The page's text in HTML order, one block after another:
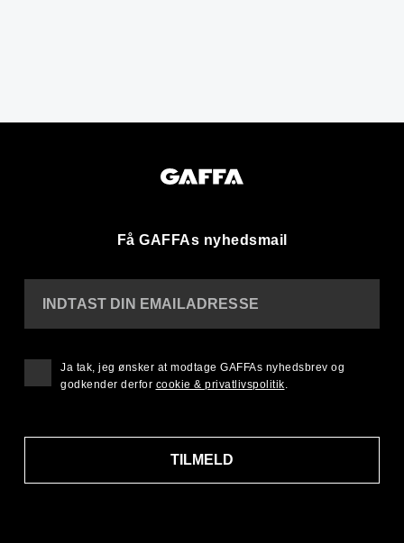
Få GAFFAs nyhedsmail
INDTAST DIN EMAILADRESSE
TILMELD
Ja tak, jeg ønsker at modtage GAFFAs nyhedsbrev og
godkender derfor cookie & privatlivspolitik.